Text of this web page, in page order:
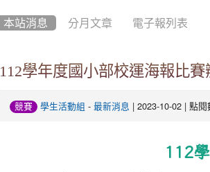
本站消息 分月文章 電子報列表
112學年度國小部校運海報比賽
競賽 學生活動組 - 最新消息 | 2023-10-02 | 點閱
112